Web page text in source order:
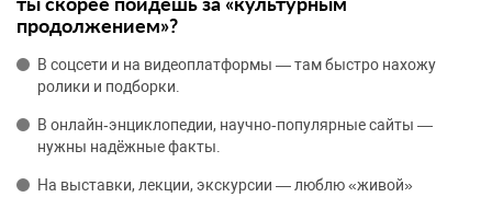
продолжением»?
В соцсети и на видеоплатформы — там быстро нахожу
ролики и подборки.
В онлайн‑энциклопедии, научно‑популярные сайты —
нужны надёжные факты.
На выставки, лекции, экскурсии — люблю «живой»